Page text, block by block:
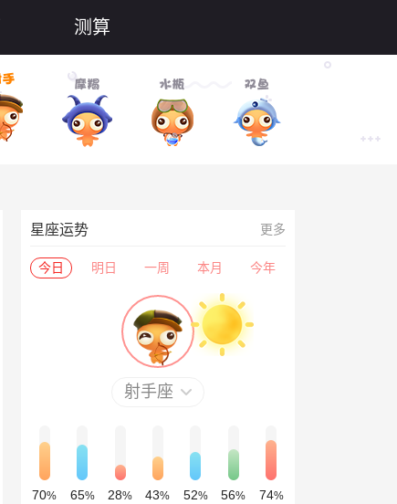
测算
星座运势 更多
今日 明日 一周 本月 今年
射手座
70%
65%
28%
43%
52%
56%
74%